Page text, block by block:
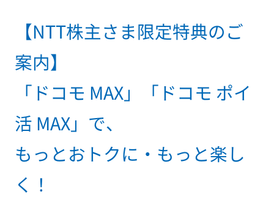
【NTT株主さま限定特典のご
案内】
「ドコモ MAX」「ドコモ ポイ
活 MAX」で、
もっとおトクに・もっと楽し
く！